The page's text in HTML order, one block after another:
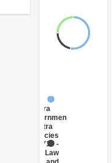
FY17 -
Central
Government
(Central
Agencies
)